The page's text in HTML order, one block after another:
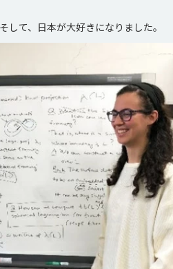
て、日本が大好きになりました。